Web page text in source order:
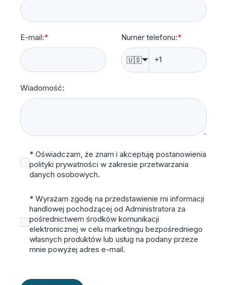
E-mail:* Numer telefonu:*
🇺🇸
Wiadomość:
* Oświadczam, że znam i akceptuję postanowienia
polityki prywatności w zakresie przetwarzania
danych osobowych.
* Wyrażam zgodę na przedstawienie mi informacji
handlowej pochodzącej od Administratora za
pośrednictwem środków komunikacji
elektronicznej w celu marketingu bezpośredniego
własnych produktów lub usług na podany przeze
mnie powyżej adres e-mail.